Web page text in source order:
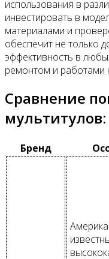
использования в
инвестировать в
материалами и
обеспечит не только
эффективность в
ремонтом и работами
Сравнение
Бренд